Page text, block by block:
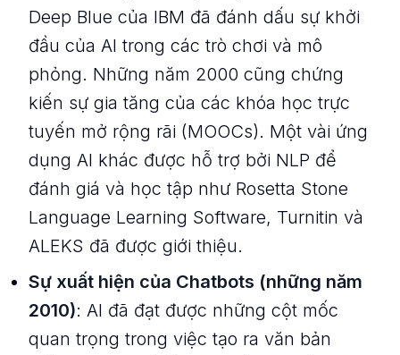
Deep Blue của IBM đã đánh dấu sự khởi
đầu của AI trong các trò chơi và mô
phỏng. Những năm 2000 cũng chứng
kiến sự gia tăng của các khóa học trực
tuyến mở rộng rãi (MOOCs). Một vài ứng
dụng AI khác được hỗ trợ bởi NLP để
đánh giá và học tập như Rosetta Stone
Language Learning Software, Turnitin và
ALEKS đã được giới thiệu.
Sự xuất hiện của Chatbots (những năm
2010): AI đã đạt được những cột mốc
quan trọng trong việc tạo ra văn bản